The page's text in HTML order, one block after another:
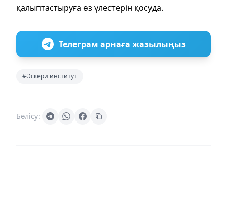
қалыптастыруға өз үлестерін қосуда.
Телеграм арнаға жазылыңыз
#Әскери институт
Бөлісу: